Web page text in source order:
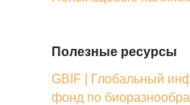
Полезные ресурсы
GBIF | Глобальный
фонд по